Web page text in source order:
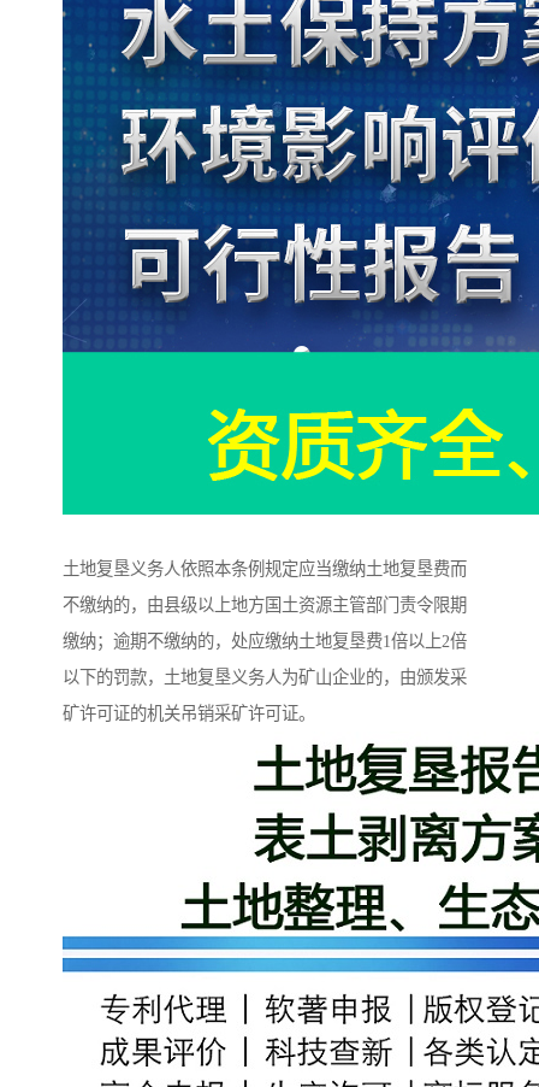
土地复垦义务人依照本条例规定应当缴纳土地复垦费而
不缴纳的，由县级以上地方国土资源主管部门责令限期
缴纳；逾期不缴纳的，处应缴纳土地复垦费1倍以上2倍
以下的罚款，土地复垦义务人为矿山企业的，由颁发采
矿许可证的机关吊销采矿许可证。